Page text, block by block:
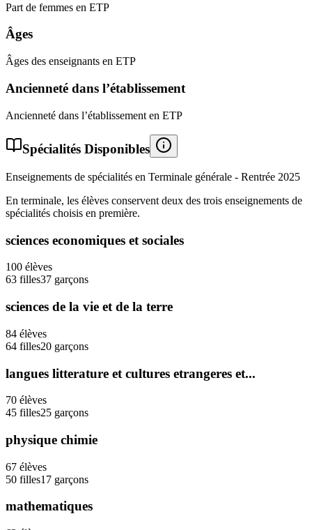
Part de femmes en ETP
Âges
Âges des enseignants en ETP
Ancienneté dans l’établissement
Ancienneté dans l’établissement en ETP
Spécialités Disponibles
Enseignements de spécialités en Terminale générale - Rentrée 2025
En terminale, les élèves conservent deux des trois enseignements de
spécialités choisis en première.
sciences economiques et sociales
100 élèves
63 filles37 garçons
sciences de la vie et de la terre
84 élèves
64 filles20 garçons
langues litterature et cultures etrangeres et...
70 élèves
45 filles25 garçons
physique chimie
67 élèves
50 filles17 garçons
mathematiques